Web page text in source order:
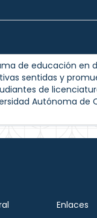
de educación en
sentidas y
de
Autónoma de
Enlaces